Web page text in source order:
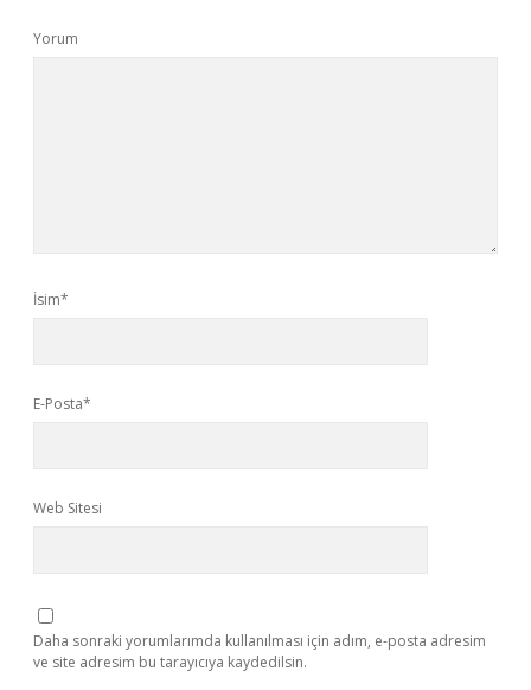
Yorum
İsim*
E-Posta*
Web Sitesi
Daha sonraki yorumlarımda kullanılması için adım, e-posta adresim
ve site adresim bu tarayıcıya kaydedilsin.